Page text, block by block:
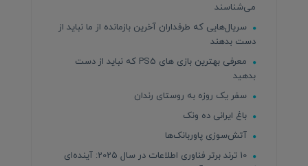
می‌شناسند
سریال‌هایی که طرفداران آخرین بازمانده از ما نباید از
دست بدهند
معرفی بهترین بازی های PS5 که نباید از دست
بدهید
سفر یک روزه به روستای رندان
باغ ایرانی ده ونک
آتش‌سوزی پاوربانک‌ها
10 ترند برتر فناوری اطلاعات در سال 2025: آینده‌ای